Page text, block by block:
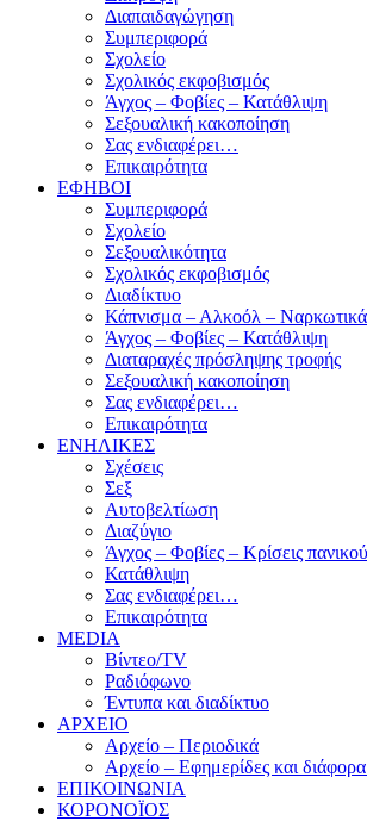
Διαπαιδαγώγηση
Συμπεριφορά
Σχολείο
Σχολικός εκφοβισμός
Άγχος – Φοβίες – Κατάθλιψη
Σεξουαλική κακοποίηση
Σας ενδιαφέρει…
Επικαιρότητα
ΕΦΗΒΟΙ
Συμπεριφορά
Σχολείο
Σεξουαλικότητα
Σχολικός εκφοβισμός
Διαδίκτυο
Κάπνισμα – Αλκοόλ – Ναρκωτικά
Άγχος – Φοβίες – Κατάθλιψη
Διαταραχές πρόσληψης τροφής
Σεξουαλική κακοποίηση
Σας ενδιαφέρει…
Επικαιρότητα
ΕΝΗΛΙΚΕΣ
Σχέσεις
Σεξ
Αυτοβελτίωση
Διαζύγιο
Άγχος – Φοβίες – Κρίσεις πανικού
Κατάθλιψη
Σας ενδιαφέρει…
Επικαιρότητα
MEDIA
Βίντεο/TV
Ραδιόφωνο
Έντυπα και διαδίκτυο
ΑΡΧΕΙΟ
Αρχείο – Περιοδικά
Αρχείο – Εφημερίδες και
ΕΠΙΚΟΙΝΩΝΙΑ
ΚΟΡΟΝΟΪΟΣ